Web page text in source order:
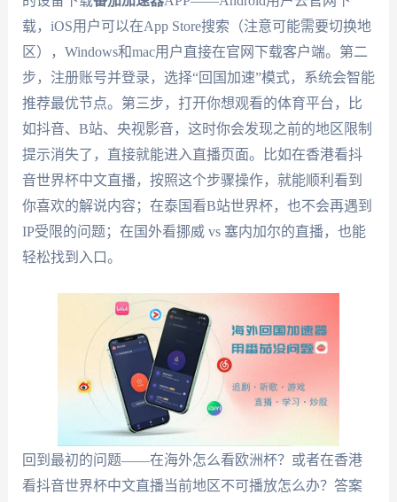
载，iOS用户可以在App Store搜索（注意可能需要切换地
区），Windows和mac用户直接在官网下载客户端。第二
步，注册账号并登录，选择“回国加速”模式，系统会智能
推荐最优节点。第三步，打开你想观看的体育平台，比
如抖音、B站、央视影音，这时你会发现之前的地区限制
提示消失了，直接就能进入直播页面。比如在香港看抖
音世界杯中文直播，按照这个步骤操作，就能顺利看到
你喜欢的解说内容；在泰国看B站世界杯，也不会再遇到
IP受限的问题；在国外看挪威 vs 塞内加尔的直播，也能
轻松找到入口。
回到最初的问题——在海外怎么看欧洲杯？或者在香港
看抖音世界杯中文直播当前地区不可播放怎么办？答案